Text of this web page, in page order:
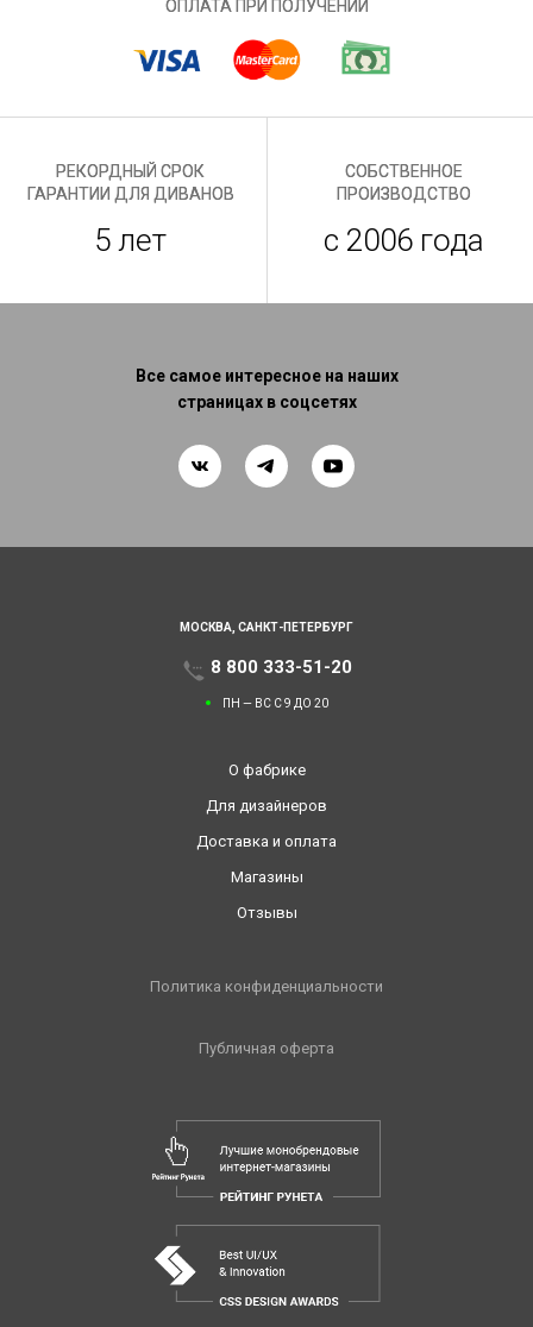
ОПЛАТА ПРИ ПОЛУЧЕНИИ
РЕКОРДНЫЙ СРОК
ГАРАНТИИ ДЛЯ ДИВАНОВ
5 лет
СОБСТВЕННОЕ
ПРОИЗВОДСТВО
с 2006 года
Все самое интересное на наших
страницах в соцсетях
МОСКВА, САНКТ-ПЕТЕРБУРГ
8 800 333-51-20
ПН — ВС С 9 ДО 20
О фабрике
Для дизайнеров
Доставка и оплата
Магазины
Отзывы
Политика конфиденциальности
Публичная оферта